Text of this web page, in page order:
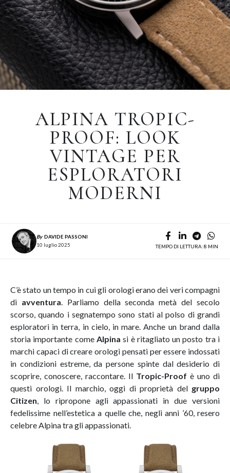
ALPINA TROPIC-
PROOF: LOOK
VINTAGE PER
ESPLORATORI
MODERNI
By DAVIDE PASSONI
10 luglio 2025
TEMPO DI LETTURA: 8 MIN
C’è stato un tempo in cui gli orologi erano dei veri compagni
di avventura. Parliamo della seconda metà del secolo
scorso, quando i segnatempo sono stati al polso di grandi
esploratori in terra, in cielo, in mare. Anche un brand dalla
storia importante come Alpina si è ritagliato un posto tra i
marchi capaci di creare orologi pensati per essere indossati
in condizioni estreme, da persone spinte dal desiderio di
scoprire, conoscere, raccontare. Il Tropic-Proof è uno di
questi orologi. Il marchio, oggi di proprietà del gruppo
Citizen, lo ripropone agli appassionati in due versioni
fedelissime nell’estetica a quelle che, negli anni ’60, resero
celebre Alpina tra gli appassionati.